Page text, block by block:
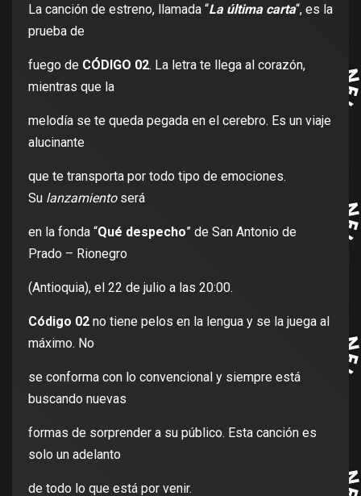
La canción de estreno, llamada “La última carta“, es la
prueba de
fuego de CÓDIGO 02. La letra te llega al corazón,
mientras que la
melodía se te queda pegada en el cerebro. Es un viaje
alucinante
que te transporta por todo tipo de emociones.
Su lanzamientoserá
en la fonda “Qué despecho” de San Antonio de
Prado – Rionegro
(Antioquia), el 22 de julio a las 20:00.
Código 02 no tiene pelos en la lengua y se la juega al
máximo. No
se conforma con lo convencional y siempre está
buscando nuevas
formas de sorprender a su público. Esta canción es
solo un adelanto
de todo lo que está por venir.